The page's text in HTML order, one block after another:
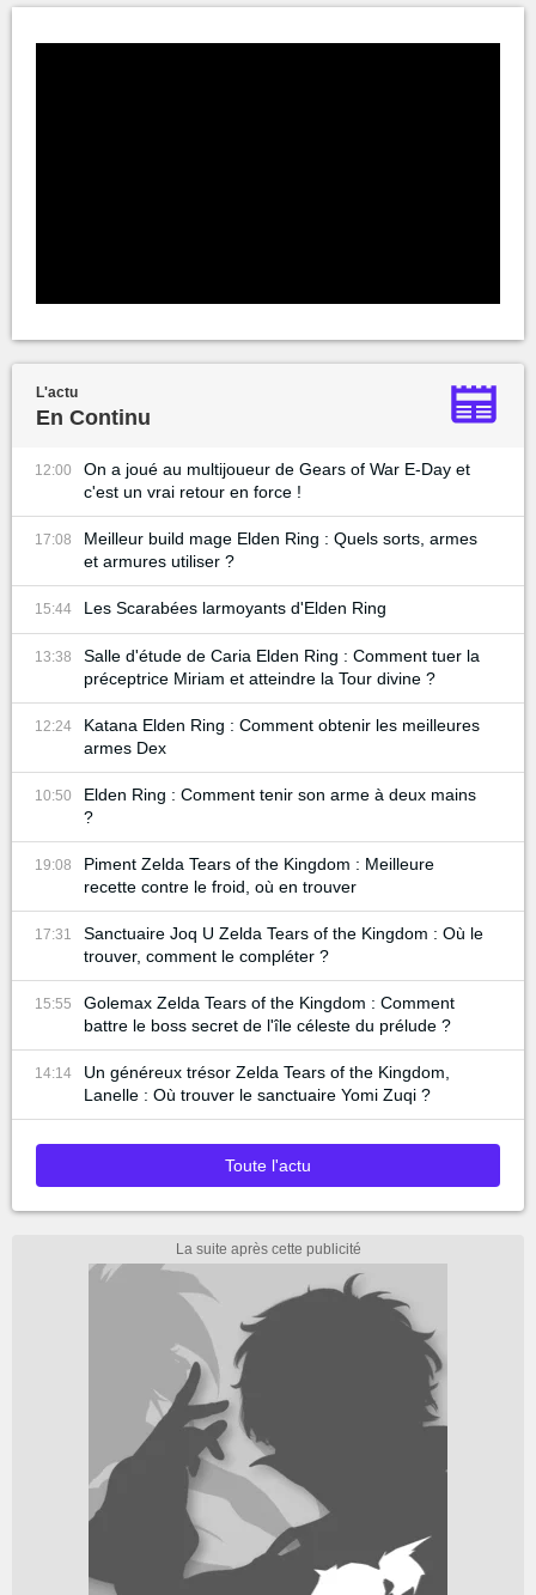
L'actu
En Continu
12:00
On a joué au multijoueur de Gears of War E-Day et
c'est un vrai retour en force !
17:08
Meilleur build mage Elden Ring : Quels sorts, armes
et armures utiliser ?
15:44 Les Scarabées larmoyants d'Elden Ring
13:38
Salle d'étude de Caria Elden Ring : Comment tuer la
préceptrice Miriam et atteindre la Tour divine ?
12:24
Katana Elden Ring : Comment obtenir les meilleures
armes Dex
10:50
Elden Ring : Comment tenir son arme à deux mains
?
19:08
Piment Zelda Tears of the Kingdom : Meilleure
recette contre le froid, où en trouver
17:31
Sanctuaire Joq U Zelda Tears of the Kingdom : Où le
trouver, comment le compléter ?
15:55
Golemax Zelda Tears of the Kingdom : Comment
battre le boss secret de l'île céleste du prélude ?
14:14
Un généreux trésor Zelda Tears of the Kingdom,
Lanelle : Où trouver le sanctuaire Yomi Zuqi ?
Toute l'actu